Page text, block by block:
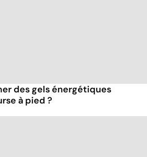
des gels énergétiques
à pied ?